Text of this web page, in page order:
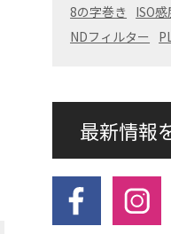
8の字巻き
ISO
NDフィルター
最新情報